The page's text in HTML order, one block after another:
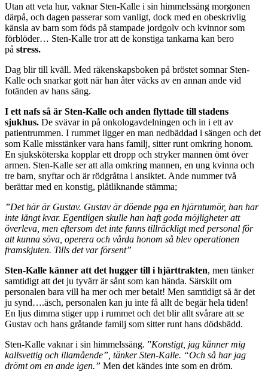
Utan att veta hur, vaknar Sten-Kalle i sin himmelssäng morgonen
därpå, och dagen passerar som vanligt, dock med en obeskrivlig
känsla av barn som föds på stampade jordgolv och kvinnor som
förblöder… Sten-Kalle tror att de konstiga tankarna kan bero
på stress.
Dag blir till kväll. Med räkenskapsboken på bröstet somnar Sten-
Kalle och snarkar gott när han åter väcks av en annan ande vid
fotänden av hans säng.
I ett nafs så är Sten-Kalle och anden flyttade till stadens
sjukhus. De svävar in på onkologavdelningen och in i ett av
patientrummen. I rummet ligger en man nedbäddad i sängen och det
som Kalle misstänker vara hans familj, sitter runt omkring honom.
En sjuksköterska kopplar ett dropp och stryker mannen ömt över
armen. Sten-Kalle ser att alla omkring mannen, en ung kvinna och
tre barn, snyftar och är rödgråtna i ansiktet. Ande nummer två
berättar med en konstig, plåtliknande stämma;
”Det här är Gustav. Gustav är döende pga en hjärntumör, han har
inte långt kvar. Egentligen skulle han haft goda möjligheter att
överleva, men eftersom det inte fanns tillräckligt med personal för
att kunna söva, operera och vårda honom så blev operationen
framskjuten. Tills det var försent”
Sten-Kalle känner att det hugger till i hjärttrakten, men tänker
samtidigt att det ju tyvärr är sånt som kan hända. Särskilt om
personalen bara vill ha mer och mer betalt! Men samtidigt så är det
ju synd….äsch, personalen kan ju inte få allt de begär hela tiden!
En ljus dimma stiger upp i rummet och det blir allt svårare att se
Gustav och hans gråtande familj som sitter runt hans dödsbädd.
Sten-Kalle vaknar i sin himmelssäng. ”Konstigt, jag känner mig
kallsvettig och illamående”, tänker Sten-Kalle. “Och så har jag
drömt om en ande igen.” Men det kändes inte som en dröm.